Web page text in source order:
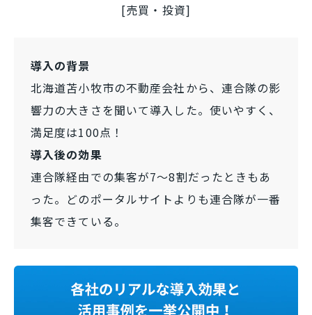
[売買・投資]
導入の背景
北海道苫小牧市の不動産会社から、連合隊の影
響力の大きさを聞いて導入した。使いやすく、
満足度は100点！
導入後の効果
連合隊経由での集客が7～8割だったときもあ
った。どのポータルサイトよりも連合隊が一番
集客できている。